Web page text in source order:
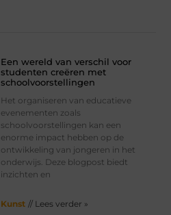
Een wereld van verschil voor
studenten creëren met
schoolvoorstellingen
Het organiseren van educatieve
evenementen zoals
schoolvoorstellingen kan een
enorme impact hebben op de
ontwikkeling van jongeren in het
onderwijs. Deze blogpost biedt
inzichten en
Kunst // Lees verder »